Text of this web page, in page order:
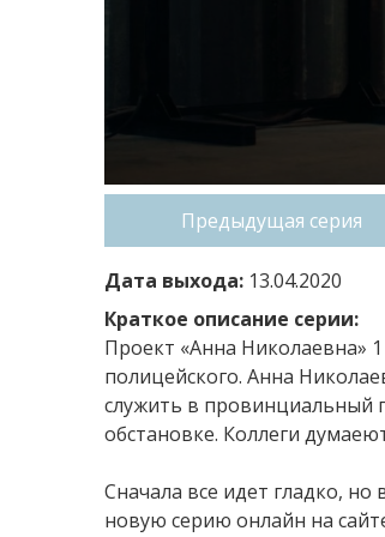
Предыдущая серия
Дата выхода: 13.04.2020
Краткое описание серии:
Проект «Анна Николаевна»
полицейского. Анна
служить в провинциальный
обстановке. Коллеги
Сначала все идет гладко,
новую серию онлайн на